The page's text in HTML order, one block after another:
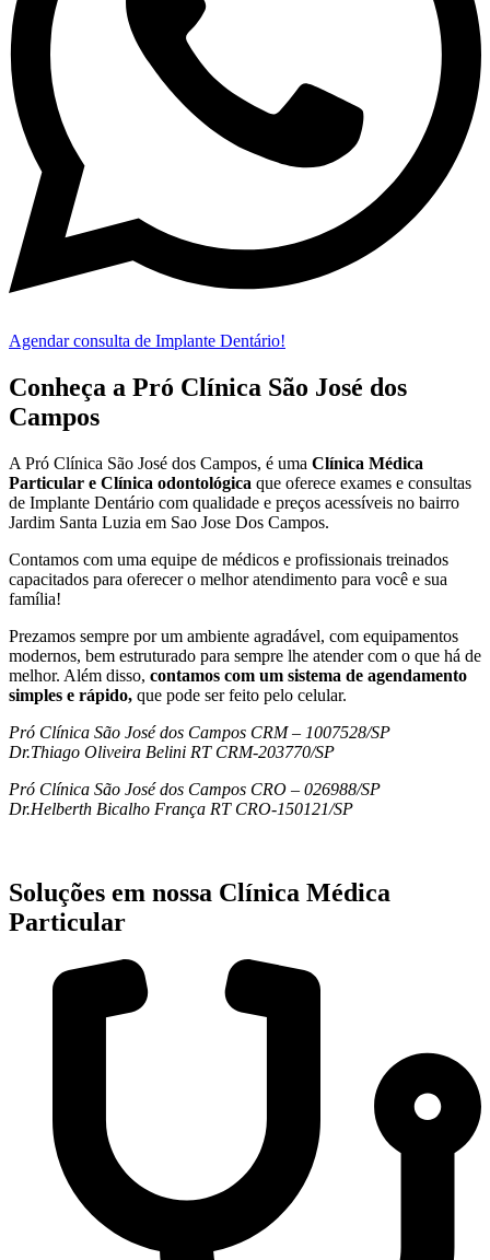
Agendar consulta de Implante Dentário!
Conheça a Pró Clínica São José dos
Campos
A Pró Clínica São José dos Campos, é uma Clínica Médica
Particular e Clínica odontológica que oferece exames e consultas
de Implante Dentário com qualidade e preços acessíveis no bairro
Jardim Santa Luzia em Sao Jose Dos Campos.
Contamos com uma equipe de médicos e profissionais treinados
capacitados para oferecer o melhor atendimento para você e sua
família!
Prezamos sempre por um ambiente agradável, com equipamentos
modernos, bem estruturado para sempre lhe atender com o que há de
melhor. Além disso, contamos com um sistema de agendamento
simples e rápido, que pode ser feito pelo celular.
Pró Clínica São José dos Campos CRM – 1007528/SP
Dr.Thiago Oliveira Belini RT CRM-203770/SP
Pró Clínica São José dos Campos CRO – 026988/SP
Dr.Helberth Bicalho França RT CRO-150121/SP
Soluções em nossa Clínica Médica
Particular